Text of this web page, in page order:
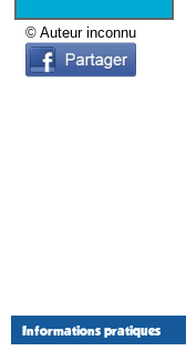
© Auteur inconnu
Informations pratiques